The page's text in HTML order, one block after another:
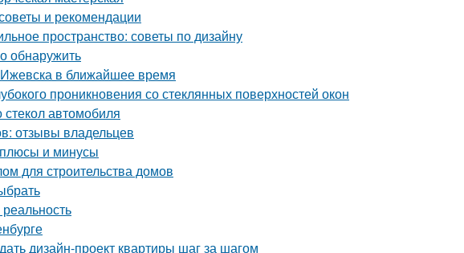
и рекомендации
пространство: советы по дизайну
обнаружить
Ижевска в ближайшее время
проникновения со стеклянных поверхностей окон
автомобиля
отзывы владельцев
плюсы и минусы
для строительства домов
дизайн-проект квартиры шаг за шагом